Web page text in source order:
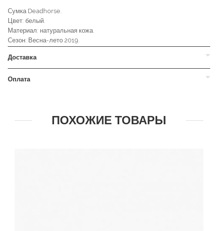
Сумка Deadhorse.
Цвет: белый.
Материал: натуральная кожа.
Сезон: Весна-лето 2019.
Доставка
Оплата
ПОХОЖИЕ ТОВАРЫ